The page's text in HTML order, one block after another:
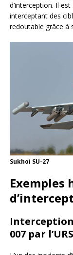
d’interception. Il
interceptant des
redoutable grâce à
Sukhoi SU-27
Exemples
007 par